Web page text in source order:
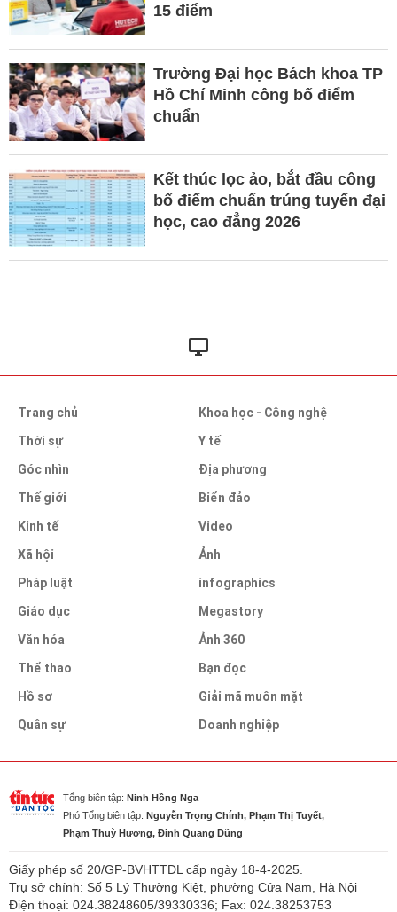
15 điểm
Trường Đại học Bách khoa TP
Hồ Chí Minh công bố điểm
chuẩn
Kết thúc lọc ảo, bắt đầu công
bố điểm chuẩn trúng tuyển đại
học, cao đẳng 2026
Trang chủ
Thời sự
Góc nhìn
Thế giới
Kinh tế
Xã hội
Pháp luật
Giáo dục
Văn hóa
Thể thao
Hồ sơ
Quân sự
Khoa học - Công nghệ
Y tế
Địa phương
Biển đảo
Video
Ảnh
infographics
Megastory
Ảnh 360
Bạn đọc
Giải mã muôn mặt
Doanh nghiệp
Tổng biên tập: Ninh Hồng Nga
Phó Tổng biên tập: Nguyễn Trọng Chính, Phạm Thị Tuyết,
Phạm Thuỳ Hương, Đinh Quang Dũng
Giấy phép số 20/GP-BVHTTDL cấp ngày 18-4-2025.
Trụ sở chính: Số 5 Lý Thường Kiệt, phường Cửa Nam, Hà Nội
Điện thoại: 024.38248605/39330336; Fax: 024.38253753